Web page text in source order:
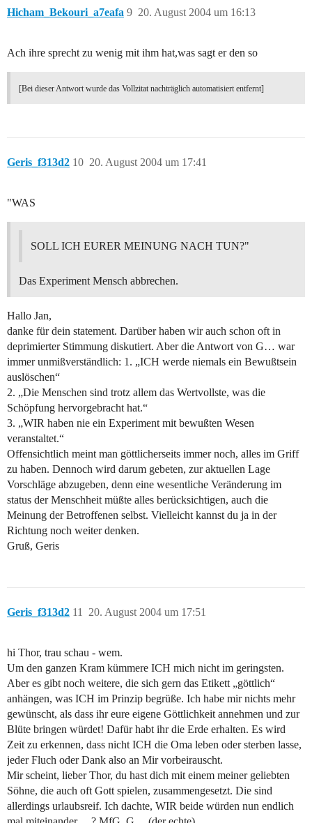
Hicham_Bekouri_a7eafa 20. August 2004 um 16:13
9
Ach ihre sprecht zu wenig mit ihm hat,was sagt er den so
[Bei dieser Antwort wurde das Vollzitat nachträglich automatisiert entfernt]
Geris_f313d2 20. August 2004 um 17:41
10
"WAS
SOLL ICH EURER MEINUNG NACH TUN?"
Das Experiment Mensch abbrechen.
Hallo Jan,
danke für dein statement. Darüber haben wir auch schon oft in
deprimierter Stimmung diskutiert. Aber die Antwort von G… war
immer unmißverständlich: 1. „ICH werde niemals ein Bewußtsein
auslöschen“
2. „Die Menschen sind trotz allem das Wertvollste, was die
Schöpfung hervorgebracht hat.“
3. „WIR haben nie ein Experiment mit bewußten Wesen
veranstaltet.“
Offensichtlich meint man göttlicherseits immer noch, alles im Griff
zu haben. Dennoch wird darum gebeten, zur aktuellen Lage
Vorschläge abzugeben, denn eine wesentliche Veränderung im
status der Menschheit müßte alles berücksichtigen, auch die
Meinung der Betroffenen selbst. Vielleicht kannst du ja in der
Richtung noch weiter denken.
Gruß, Geris
Geris_f313d2 20. August 2004 um 17:51
11
hi Thor, trau schau - wem.
Um den ganzen Kram kümmere ICH mich nicht im geringsten.
Aber es gibt noch weitere, die sich gern das Etikett „göttlich“
anhängen, was ICH im Prinzip begrüße. Ich habe mir nichts mehr
gewünscht, als dass ihr eure eigene Göttlichkeit annehmen und zur
Blüte bringen würdet! Dafür habt ihr die Erde erhalten. Es wird
Zeit zu erkennen, dass nicht ICH die Oma leben oder sterben lasse,
jeder Fluch oder Dank also an Mir vorbeirauscht.
Mir scheint, lieber Thor, du hast dich mit einem meiner geliebten
Söhne, die auch oft Gott spielen, zusammengesetzt. Die sind
allerdings urlaubsreif. Ich dachte, WIR beide würden nun endlich